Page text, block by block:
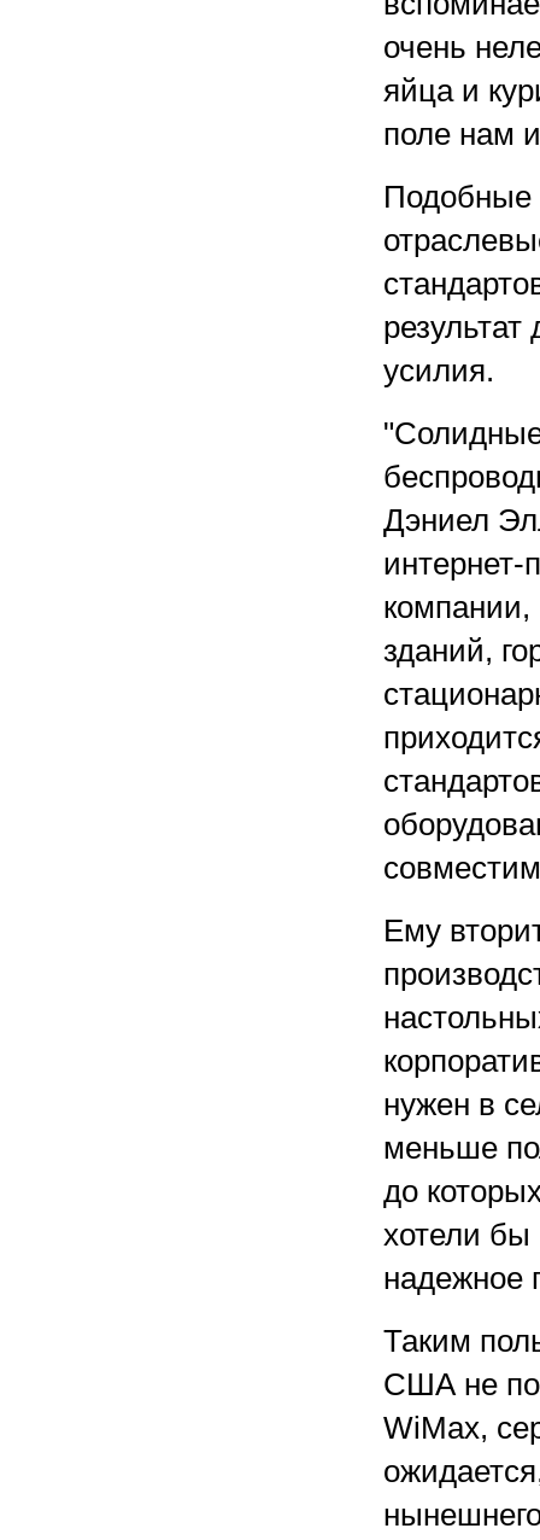
очень
яйца и
поле нам
Подобные
усилия.
Дэниел
интернет-
зданий,
Ему
нужен в
меньше
до
хотели бы
надежное
Таким
США не
WiMax,